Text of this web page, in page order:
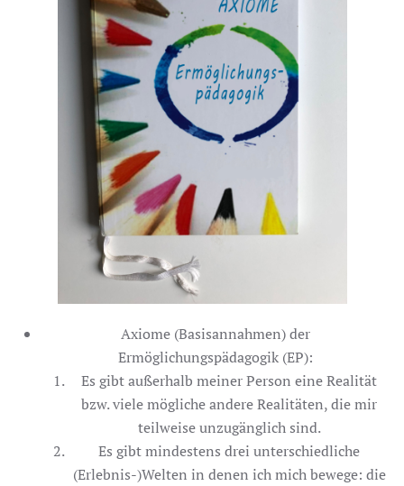
Axiome (Basisannahmen) der
Ermöglichungspädagogik (EP):
Es gibt außerhalb meiner Person eine Realität
bzw. viele mögliche andere Realitäten, die mir
teilweise unzugänglich sind.
Es gibt mindestens drei unterschiedliche
(Erlebnis-)Welten in denen ich mich bewege: die